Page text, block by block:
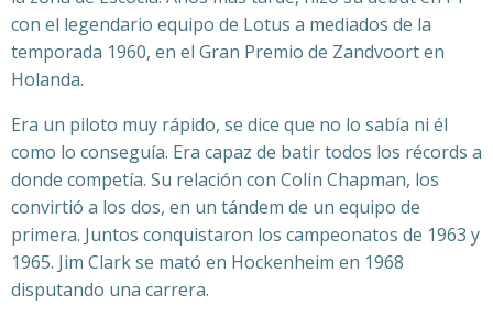
con el legendario equipo de Lotus a mediados de la
temporada 1960, en el Gran Premio de Zandvoort en
Holanda.
Era un piloto muy rápido, se dice que no lo sabía ni él
como lo conseguía. Era capaz de batir todos los récords a
donde competía. Su relación con Colin Chapman, los
convirtió a los dos, en un tándem de un equipo de
primera. Juntos conquistaron los campeonatos de 1963 y
1965. Jim Clark se mató en Hockenheim en 1968
disputando una carrera.